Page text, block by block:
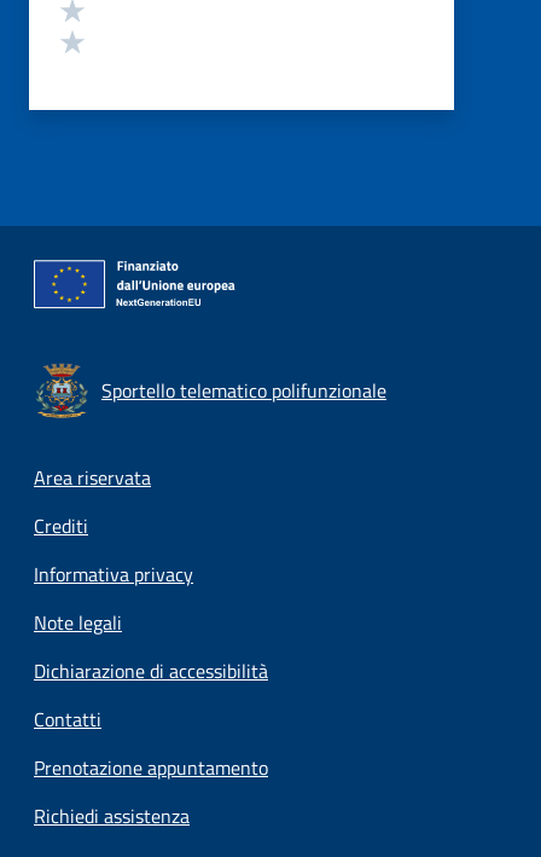
Sportello telematico polifunzionale
Footer menu
Area riservata
Crediti
Informativa privacy
Note legali
Dichiarazione di accessibilità
Contatti
Prenotazione appuntamento
Richiedi assistenza